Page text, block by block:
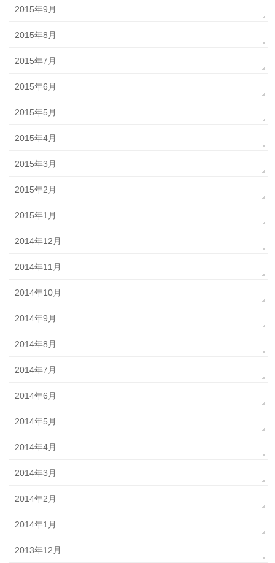
2015年9月
2015年8月
2015年7月
2015年6月
2015年5月
2015年4月
2015年3月
2015年2月
2015年1月
2014年12月
2014年11月
2014年10月
2014年9月
2014年8月
2014年7月
2014年6月
2014年5月
2014年4月
2014年3月
2014年2月
2014年1月
2013年12月